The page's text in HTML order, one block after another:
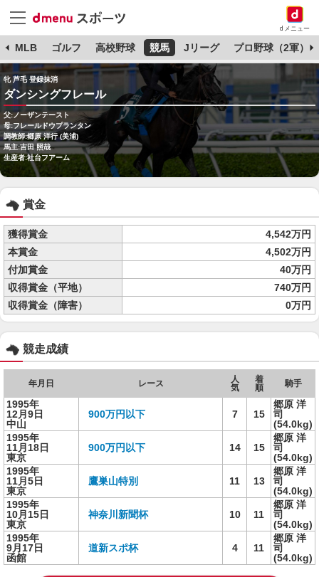
dメニュー
MLB ゴルフ 高校野球 競馬 Jリーグ プロ野球（2軍）
牝 芦毛 登録抹消
ダンシングフレール
父:ノーザンテースト
母:フレールドウプランタン
調教師:郷原 洋行 (美浦)
馬主:吉田 照哉
生産者:社台フアーム
賞金
獲得賞金
4,542万円
本賞金
4,502万円
付加賞金
40万円
収得賞金（平地）
740万円
収得賞金（障害）
0万円
競走成績
年月日 レース
人
気
着
順
騎手
1995年
12月9日
中山
900万円以下 7 15
郷原 洋
司
(54.0kg)
1995年
11月18日
東京
900万円以下 14 15
郷原 洋
司
(54.0kg)
1995年
11月5日
東京
鷹巣山特別 11 13
郷原 洋
司
(54.0kg)
1995年
10月15日
東京
神奈川新聞杯 10 11
郷原 洋
司
(54.0kg)
1995年
9月17日
函館
道新スポ杯 4 11
郷原 洋
司
(54.0kg)